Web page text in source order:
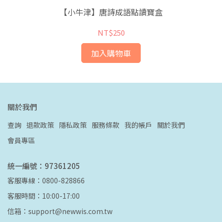
【小牛津】唐詩成語點讀寶盒
NT$250
加入購物車
關於我們
查詢 退款政策 隱私政策 服務條款 我的帳戶
關於我們
會員專區
統一編號：97361205
客服專線：0800-828866
客服時間：10:00-17:00
信箱：support@newwis.com.tw